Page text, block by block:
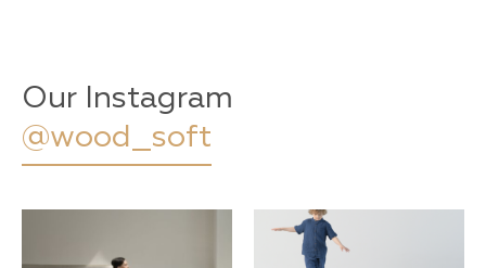
Our Instagram
@wood_soft